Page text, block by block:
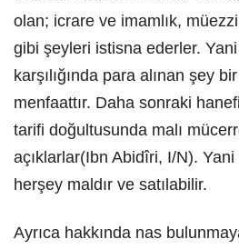
olan; icrare ve imamlık,
gibi şeyleri istisna ederler.
karşılığında para alınan şey
menfaattır. Daha sonraki
tarifi doğultusunda malı
açıklarlar(Ibn Abidîri, I/N).
herşey maldır ve satılabilir.
Ayrıca hakkında nas